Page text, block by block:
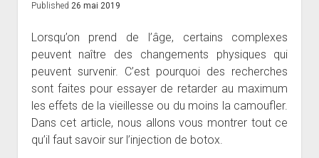
Published 26 mai 2019
Lorsqu’on prend de l’âge, certains complexes
peuvent naître des changements physiques qui
peuvent survenir. C’est pourquoi des recherches
sont faites pour essayer de retarder au maximum
les effets de la vieillesse ou du moins la camoufler.
Dans cet article, nous allons vous montrer tout ce
qu’il faut savoir sur l’injection de botox.